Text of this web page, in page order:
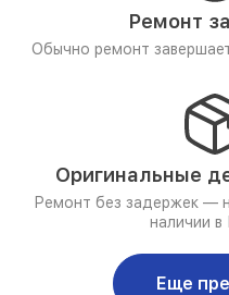
Ремонт
Обычно ремонт
Оригинальные
Ремонт без задержек —
наличии в
Еще